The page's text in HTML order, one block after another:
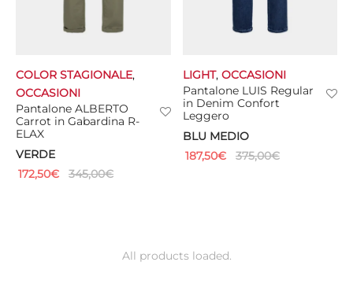
Pantalone ALBERTO
Carrot in Gabardina R-
ELAX
VERDE
COLOR STAGIONALE,
OCCASIONI
172,50€ 345,00€
Pantalone LUIS Regular
in Denim Confort
Leggero
BLU MEDIO
LIGHT, OCCASIONI
187,50€ 375,00€
All products loaded.